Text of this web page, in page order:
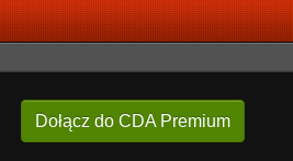
Dołącz do CDA Premium